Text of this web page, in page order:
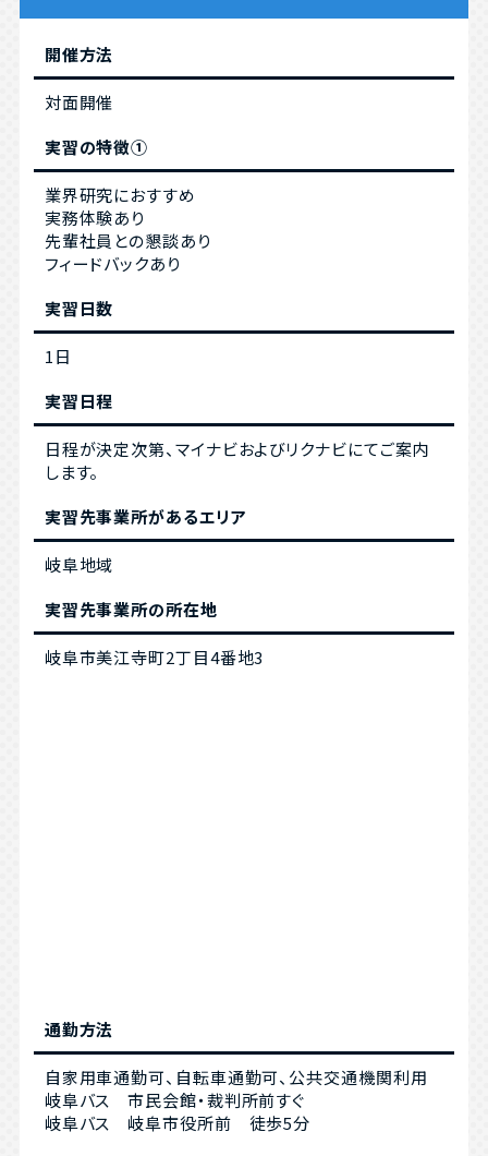
開催方法
対面開催
実習の特徴①
業界研究におすすめ
実務体験あり
先輩社員との懇談あり
フィードバックあり
実習日数
1日
実習日程
日程が決定次第、マイナビおよびリクナビにてご案内
します。
実習先事業所があるエリア
岐阜地域
実習先事業所の所在地
岐阜市美江寺町2丁目4番地3
通勤方法
自家用車通勤可、自転車通勤可、公共交通機関利用
岐阜バス 市民会館・裁判所前すぐ
岐阜バス 岐阜市役所前 徒歩5分